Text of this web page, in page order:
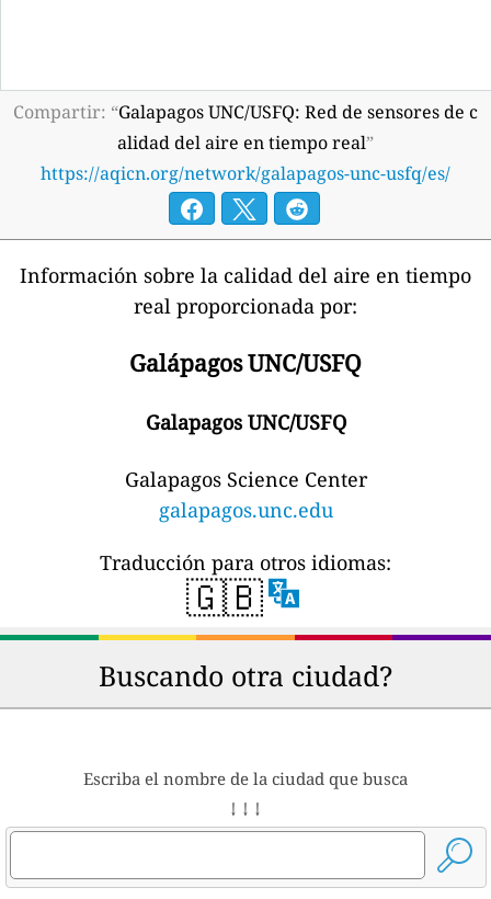
Compartir: “Galapagos UNC/USFQ: Red de sensores de c
alidad del aire en tiempo real”
https://aqicn.org/network/galapagos-unc-usfq/es/
Información sobre la calidad del aire en tiempo
real proporcionada por:
Galápagos UNC/USFQ
Galapagos UNC/USFQ
Galapagos Science Center
galapagos.unc.edu
Traducción para otros idiomas:
🇬🇧
Buscando otra ciudad?
Escriba el nombre de la ciudad que busca
↓ ↓ ↓